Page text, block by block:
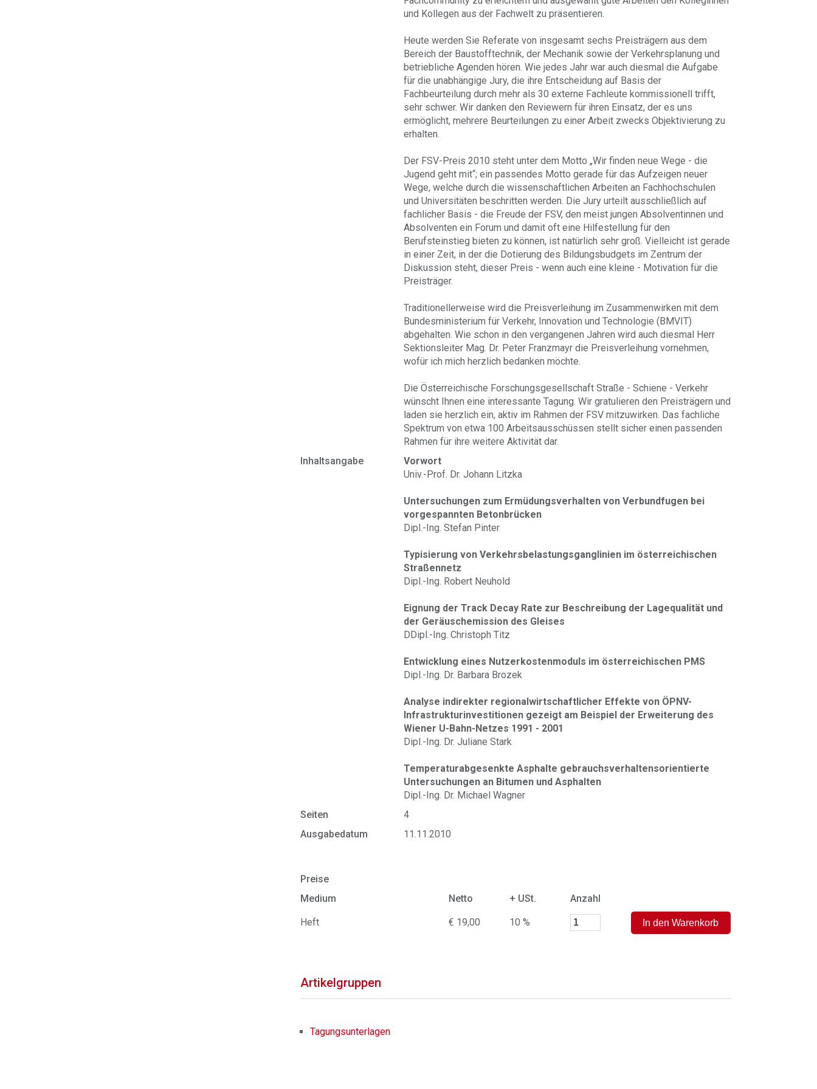
und Kollegen aus der Fachwelt zu präsentieren.
Heute werden Sie Referate von insgesamt sechs Preisträgern aus dem
Bereich der Baustofftechnik, der Mechanik sowie der Verkehrsplanung und
betriebliche Agenden hören. Wie jedes Jahr war auch diesmal die Aufgabe
für die unabhängige Jury, die ihre Entscheidung auf Basis der
Fachbeurteilung durch mehr als 30 externe Fachleute kommissionell trifft,
sehr schwer. Wir danken den Reviewern für ihren Einsatz, der es uns
ermöglicht, mehrere Beurteilungen zu einer Arbeit zwecks Objektivierung zu
erhalten.
Der FSV-Preis 2010 steht unter dem Motto „Wir finden neue Wege - die
Jugend geht mit“; ein passendes Motto gerade für das Aufzeigen neuer
Wege, welche durch die wissenschaftlichen Arbeiten an Fachhochschulen
und Universitäten beschritten werden. Die Jury urteilt ausschließlich auf
fachlicher Basis - die Freude der FSV, den meist jungen Absolventinnen und
Absolventen ein Forum und damit oft eine Hilfestellung für den
Berufsteinstieg bieten zu können, ist natürlich sehr groß. Vielleicht ist gerade
in einer Zeit, in der die Dotierung des Bildungsbudgets im Zentrum der
Diskussion steht, dieser Preis - wenn auch eine kleine - Motivation für die
Preisträger.
Traditionellerweise wird die Preisverleihung im Zusammenwirken mit dem
Bundesministerium für Verkehr, Innovation und Technologie (BMVIT)
abgehalten. Wie schon in den vergangenen Jahren wird auch diesmal Herr
Sektionsleiter Mag. Dr. Peter Franzmayr die Preisverleihung vornehmen,
wofür ich mich herzlich bedanken möchte.
Die Österreichische Forschungsgesellschaft Straße - Schiene - Verkehr
wünscht Ihnen eine interessante Tagung. Wir gratulieren den Preisträgern und
laden sie herzlich ein, aktiv im Rahmen der FSV mitzuwirken. Das fachliche
Spektrum von etwa 100 Arbeitsausschüssen stellt sicher einen passenden
Rahmen für ihre weitere Aktivität dar.
Inhaltsangabe
Vorwort
Univ.-Prof. Dr. Johann Litzka
Untersuchungen zum Ermüdungsverhalten von Verbundfugen bei
vorgespannten Betonbrücken
Dipl.-Ing. Stefan Pinter
Typisierung von Verkehrsbelastungsganglinien im österreichischen
Straßennetz
Dipl.-Ing. Robert Neuhold
Eignung der Track Decay Rate zur Beschreibung der Lagequalität und
der Geräuschemission des Gleises
DDipl.-Ing. Christoph Titz
Entwicklung eines Nutzerkostenmoduls im österreichischen PMS
Dipl.-Ing. Dr. Barbara Brozek
Analyse indirekter regionalwirtschaftlicher Effekte von ÖPNV-
Infrastrukturinvestitionen gezeigt am Beispiel der Erweiterung des
Wiener U-Bahn-Netzes 1991 - 2001
Dipl.-Ing. Dr. Juliane Stark
Temperaturabgesenkte Asphalte gebrauchsverhaltensorientierte
Untersuchungen an Bitumen und Asphalten
Dipl.-Ing. Dr. Michael Wagner
Seiten
4
Ausgabedatum
11.11.2010
Preise
Medium
Netto + USt. Anzahl
Heft € 19,00 10 %
Artikelgruppen
Tagungsunterlagen